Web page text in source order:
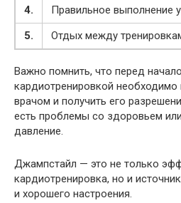
4.
Правильное выполнение
5.
Отдых между
Важно помнить, что перед
кардиотренировкой необходимо
врачом и получить его
есть проблемы со здоровьем
давление.
Джампстайл — это не только
кардиотренировка, но и
и хорошего настроения.